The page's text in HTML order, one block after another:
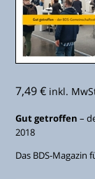
7,49€ inkl.
Gut getroffen –
2018
Das BDS-